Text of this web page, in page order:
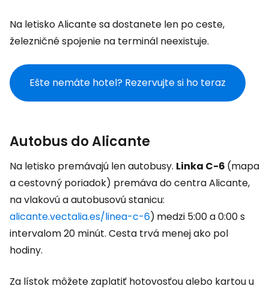
Na letisko Alicante sa dostanete len po ceste,
železničné spojenie na terminál neexistuje.
Ešte nemáte hotel? Rezervujte si ho teraz
Autobus do Alicante
Na letisko premávajú len autobusy. Linka C-6 (mapa
a cestovný poriadok) premáva do centra Alicante,
na vlakovú a autobusovú stanicu:
alicante.vectalia.es/linea-c-6) medzi 5:00 a 0:00 s
intervalom 20 minút. Cesta trvá menej ako pol
hodiny.
Za lístok môžete zaplatiť hotovosťou alebo kartou u